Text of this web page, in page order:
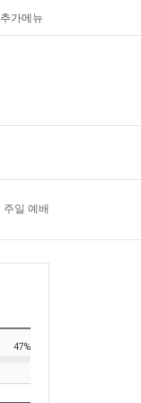
추가메뉴
주일 예배
47%